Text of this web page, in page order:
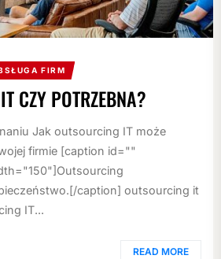
FIRM
CZY POTRZEBNA?
Jak outsourcing IT może
firmie [caption id=""
caption] outsourcing it
IT...
READ MORE